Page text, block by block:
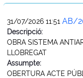
31/07/2026 11:51 AB/
Descripció:
OBRA SISTEMA
LLOBREGAT
Assumpte:
OBERTURA ACTE